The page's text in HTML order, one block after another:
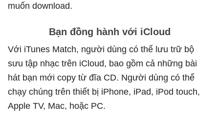
muốn download.
Bạn đồng hành với iCloud
Với iTunes Match, người dùng có thể lưu trữ bộ
sưu tập nhạc trên iCloud, bao gồm cả những bài
hát bạn mới copy từ đĩa CD. Người dùng có thể
chạy chúng trên thiết bị iPhone, iPad, iPod touch,
Apple TV, Mac, hoặc PC.